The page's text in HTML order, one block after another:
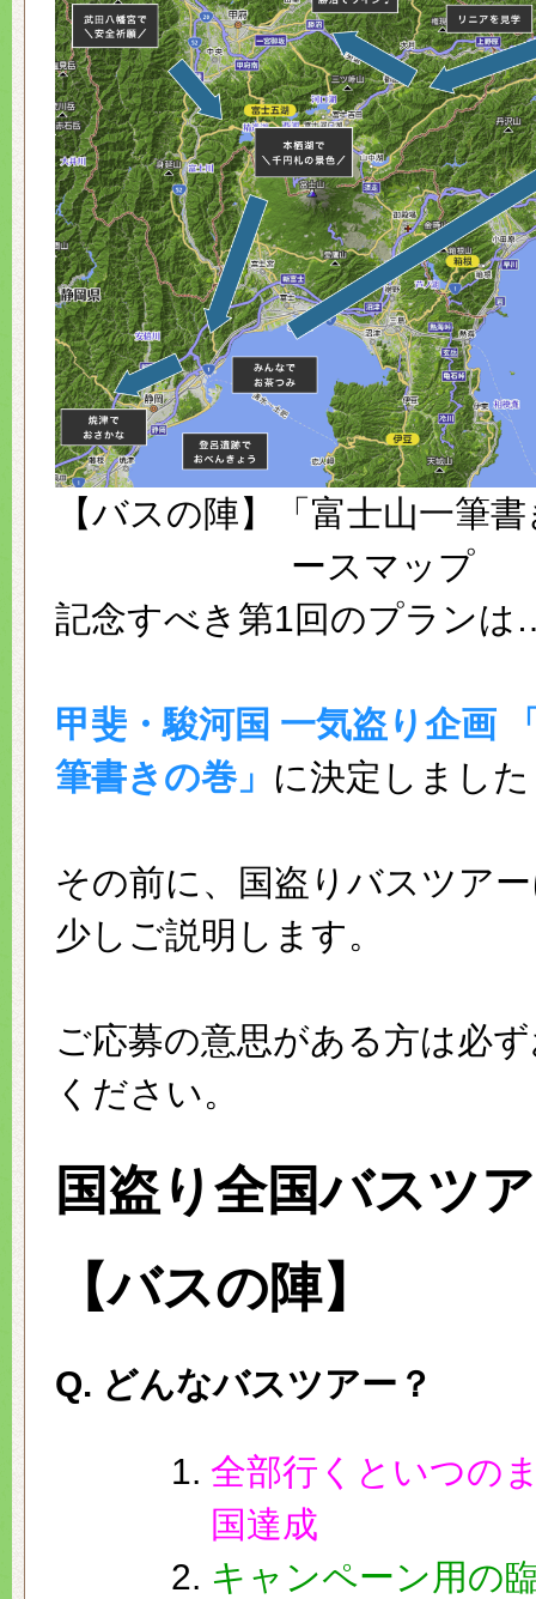
【バスの陣】「富士山一筆
ースマップ
記念すべき第1回のプラン
甲斐・駿河国 一気盗り企画
筆書きの巻」 に決定しまし
その前に、国盗りバスツア
少しご説明します。
ご応募の意思がある方は必
ください。
国盗り全国バスツ
【バスの陣】
Q. どんなバスツアー？
全部行くといつの
国達成
キャンペーン用の